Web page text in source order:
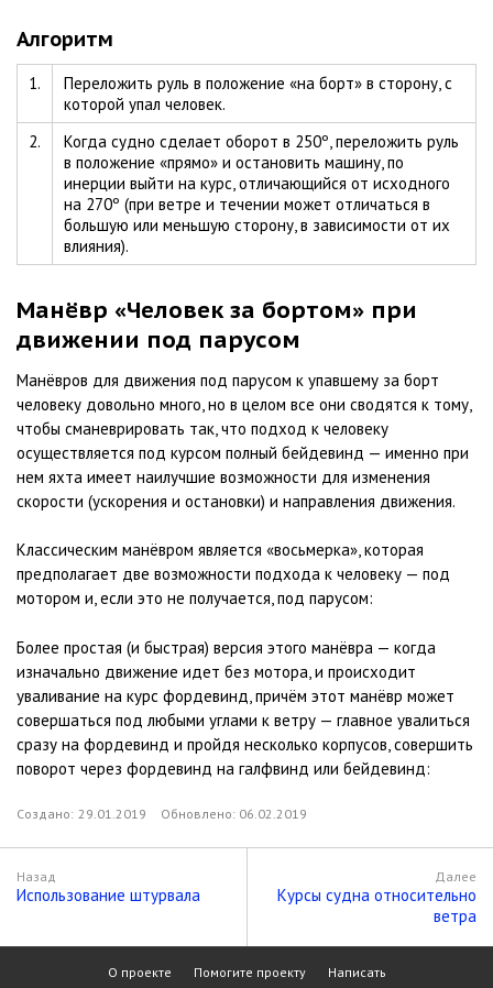
Алгоритм
1.
Переложить руль в положение «на борт» в сторону, с
которой упал человек.
2.
Когда судно сделает оборот в 250º, переложить руль
в положение «прямо» и остановить машину, по
инерции выйти на курс, отличающийся от исходного
на 270º (при ветре и течении может отличаться в
большую или меньшую сторону, в зависимости от их
влияния).
Манёвр «Человек за бортом» при
движении под парусом
Манёвров для движения под парусом к упавшему за борт
человеку довольно много, но в целом все они сводятся к тому,
чтобы сманеврировать так, что подход к человеку
осуществляется под курсом полный бейдевинд — именно при
нем яхта имеет наилучшие возможности для изменения
скорости (ускорения и остановки) и направления движения.
Классическим манёвром является «восьмерка», которая
предполагает две возможности подхода к человеку — под
мотором и, если это не получается, под парусом:
Более простая (и быстрая) версия этого манёвра — когда
изначально движение идет без мотора, и происходит
уваливание на курс фордевинд, причём этот манёвр может
совершаться под любыми углами к ветру — главное увалиться
сразу на фордевинд и пройдя несколько корпусов, совершить
поворот через фордевинд на галфвинд или бейдевинд:
Создано: 29.01.2019 Обновлено: 06.02.2019
Назад
Использование штурвала
Далее
Курсы судна относительно
ветра
О проекте Помогите проекту Написать